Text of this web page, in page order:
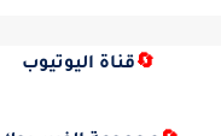
🔄قناة اليوتيوب